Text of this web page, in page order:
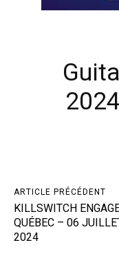
ARTICLE PRÉCÉDENT
KILLSWITCH
QUÉBEC – 06
2024